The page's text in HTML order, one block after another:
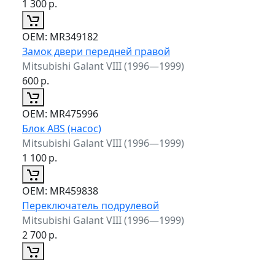
1 300р.
ОЕМ: MR349182
Замок двери передней правой
Mitsubishi Galant VIII (1996—1999)
600р.
ОЕМ: MR475996
Блок ABS (насос)
Mitsubishi Galant VIII (1996—1999)
1 100р.
ОЕМ: MR459838
Переключатель подрулевой
Mitsubishi Galant VIII (1996—1999)
2 700р.